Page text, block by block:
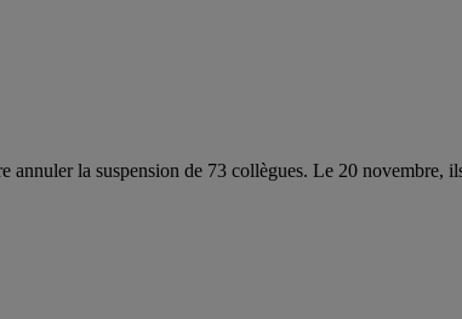
la suspension de 73 collègues. Le 20 novembre,